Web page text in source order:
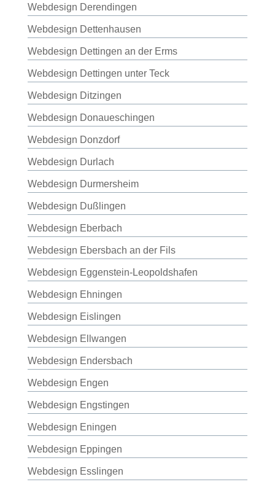
Webdesign Derendingen
Webdesign Dettenhausen
Webdesign Dettingen an der Erms
Webdesign Dettingen unter Teck
Webdesign Ditzingen
Webdesign Donaueschingen
Webdesign Donzdorf
Webdesign Durlach
Webdesign Durmersheim
Webdesign Dußlingen
Webdesign Eberbach
Webdesign Ebersbach an der Fils
Webdesign Eggenstein-Leopoldshafen
Webdesign Ehningen
Webdesign Eislingen
Webdesign Ellwangen
Webdesign Endersbach
Webdesign Engen
Webdesign Engstingen
Webdesign Eningen
Webdesign Eppingen
Webdesign Esslingen